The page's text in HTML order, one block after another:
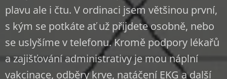
plavu ale i čtu. V ordinaci jsem většinou první,
s kým se potkáte ať už přijdete osobně, nebo
se uslyšíme v telefonu. Kromě podpory lékařů
a zajišťování administrativy je mou náplní
vakcinace, odběry krve, natáčení EKG a další